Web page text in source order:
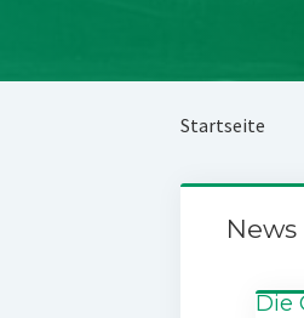
Startseite
Die